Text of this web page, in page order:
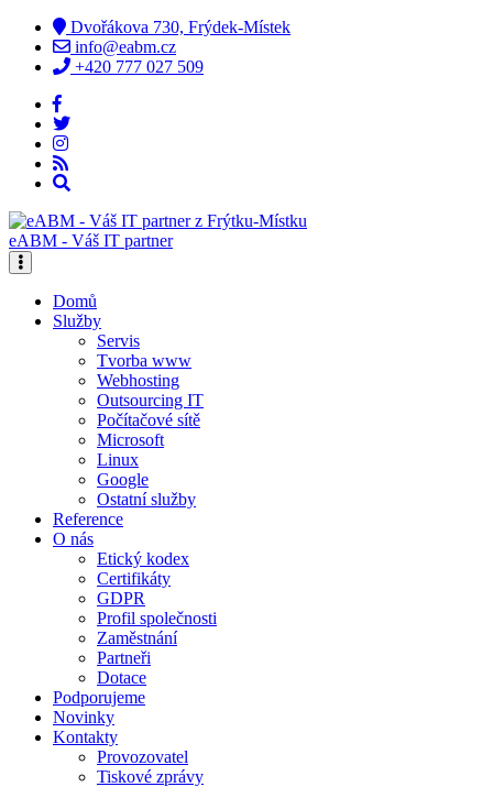
Dvořákova 730, Frýdek-Místek
info@eabm.cz
+420 777 027 509
eABM - Váš IT partner
Domů
Služby
Servis
Tvorba www
Webhosting
Outsourcing IT
Počítačové sítě
Microsoft
Linux
Google
Ostatní služby
Reference
O nás
Etický kodex
Certifikáty
GDPR
Profil společnosti
Zaměstnání
Partneři
Dotace
Podporujeme
Novinky
Kontakty
Provozovatel
Tiskové zprávy